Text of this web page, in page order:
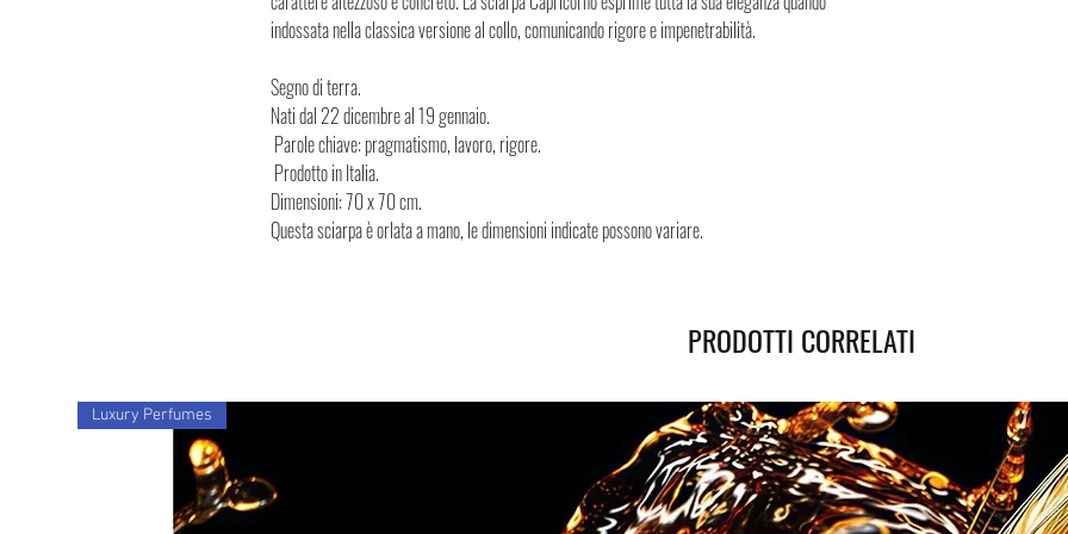
indossata nella classica versione al collo, comunicando rigore e impenetrabilità.
Segno di terra.
Nati dal 22 dicembre al 19 gennaio.
Parole chiave: pragmatismo, lavoro, rigore.
Prodotto in Italia.
Dimensioni: 70 x 70 cm.
Questa sciarpa è orlata a mano, le dimensioni indicate possono variare.
PRODOTTI CORRELATI
Luxury Perfumes